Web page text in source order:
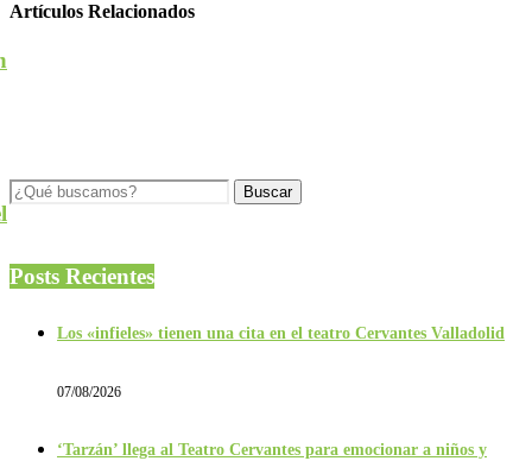
Artículos Relacionados
Posts Recientes
Los «infieles» tienen una cita en el teatro Cervantes Valladolid
07/08/2026
‘Tarzán’ llega al Teatro Cervantes para emocionar a niños y